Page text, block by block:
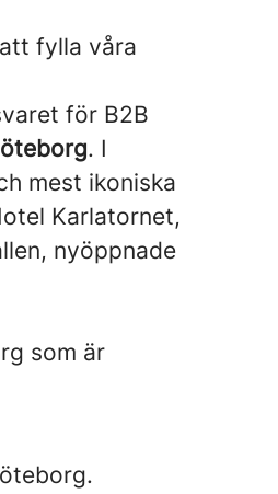
fylla våra
för B2B
. I
mest ikoniska
Karlatornet,
nyöppnade
som är